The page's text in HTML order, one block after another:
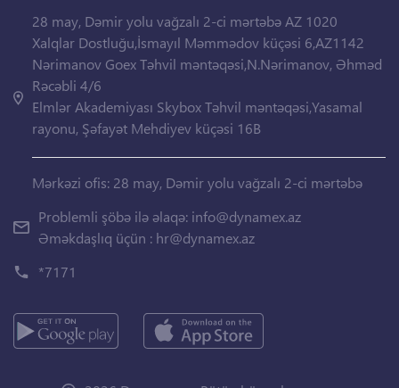
28 may, Dəmir yolu vağzalı 2-ci mərtəbə AZ 1020
Xalqlar Dostluğu,İsmayıl Məmmədov küçəsi 6,AZ1142
Nərimanov Goex Təhvil məntəqəsi,N.Nərimanov, Əhməd
Rəcəbli 4/6
Elmlər Akademiyası Skybox Təhvil məntəqəsi,Yasamal
rayonu, Şəfayət Mehdiyev küçəsi 16B
Mərkəzi ofis: 28 may, Dəmir yolu vağzalı 2-ci mərtəbə
Problemli şöbə ilə əlaqə: info@dynamex.az
Əməkdaşlıq üçün : hr@dynamex.az
*7171